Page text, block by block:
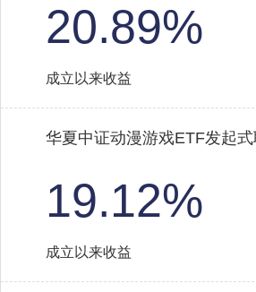
20.89%
成立以来收益
华夏中证动漫游戏ETF发起
19.12%
成立以来收益